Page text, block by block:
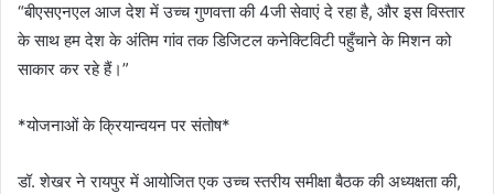
“बीएसएनएल आज देश में उच्च गुणवत्ता की 4जी सेवाएं दे रहा है, और इस विस्तार
के साथ हम देश के अंतिम गांव तक डिजिटल कनेक्टिविटी पहुँचाने के मिशन को
साकार कर रहे हैं।”
*योजनाओं के क्रियान्वयन पर संतोष*
डॉ. शेखर ने रायपुर में आयोजित एक उच्च स्तरीय समीक्षा बैठक की अध्यक्षता की,